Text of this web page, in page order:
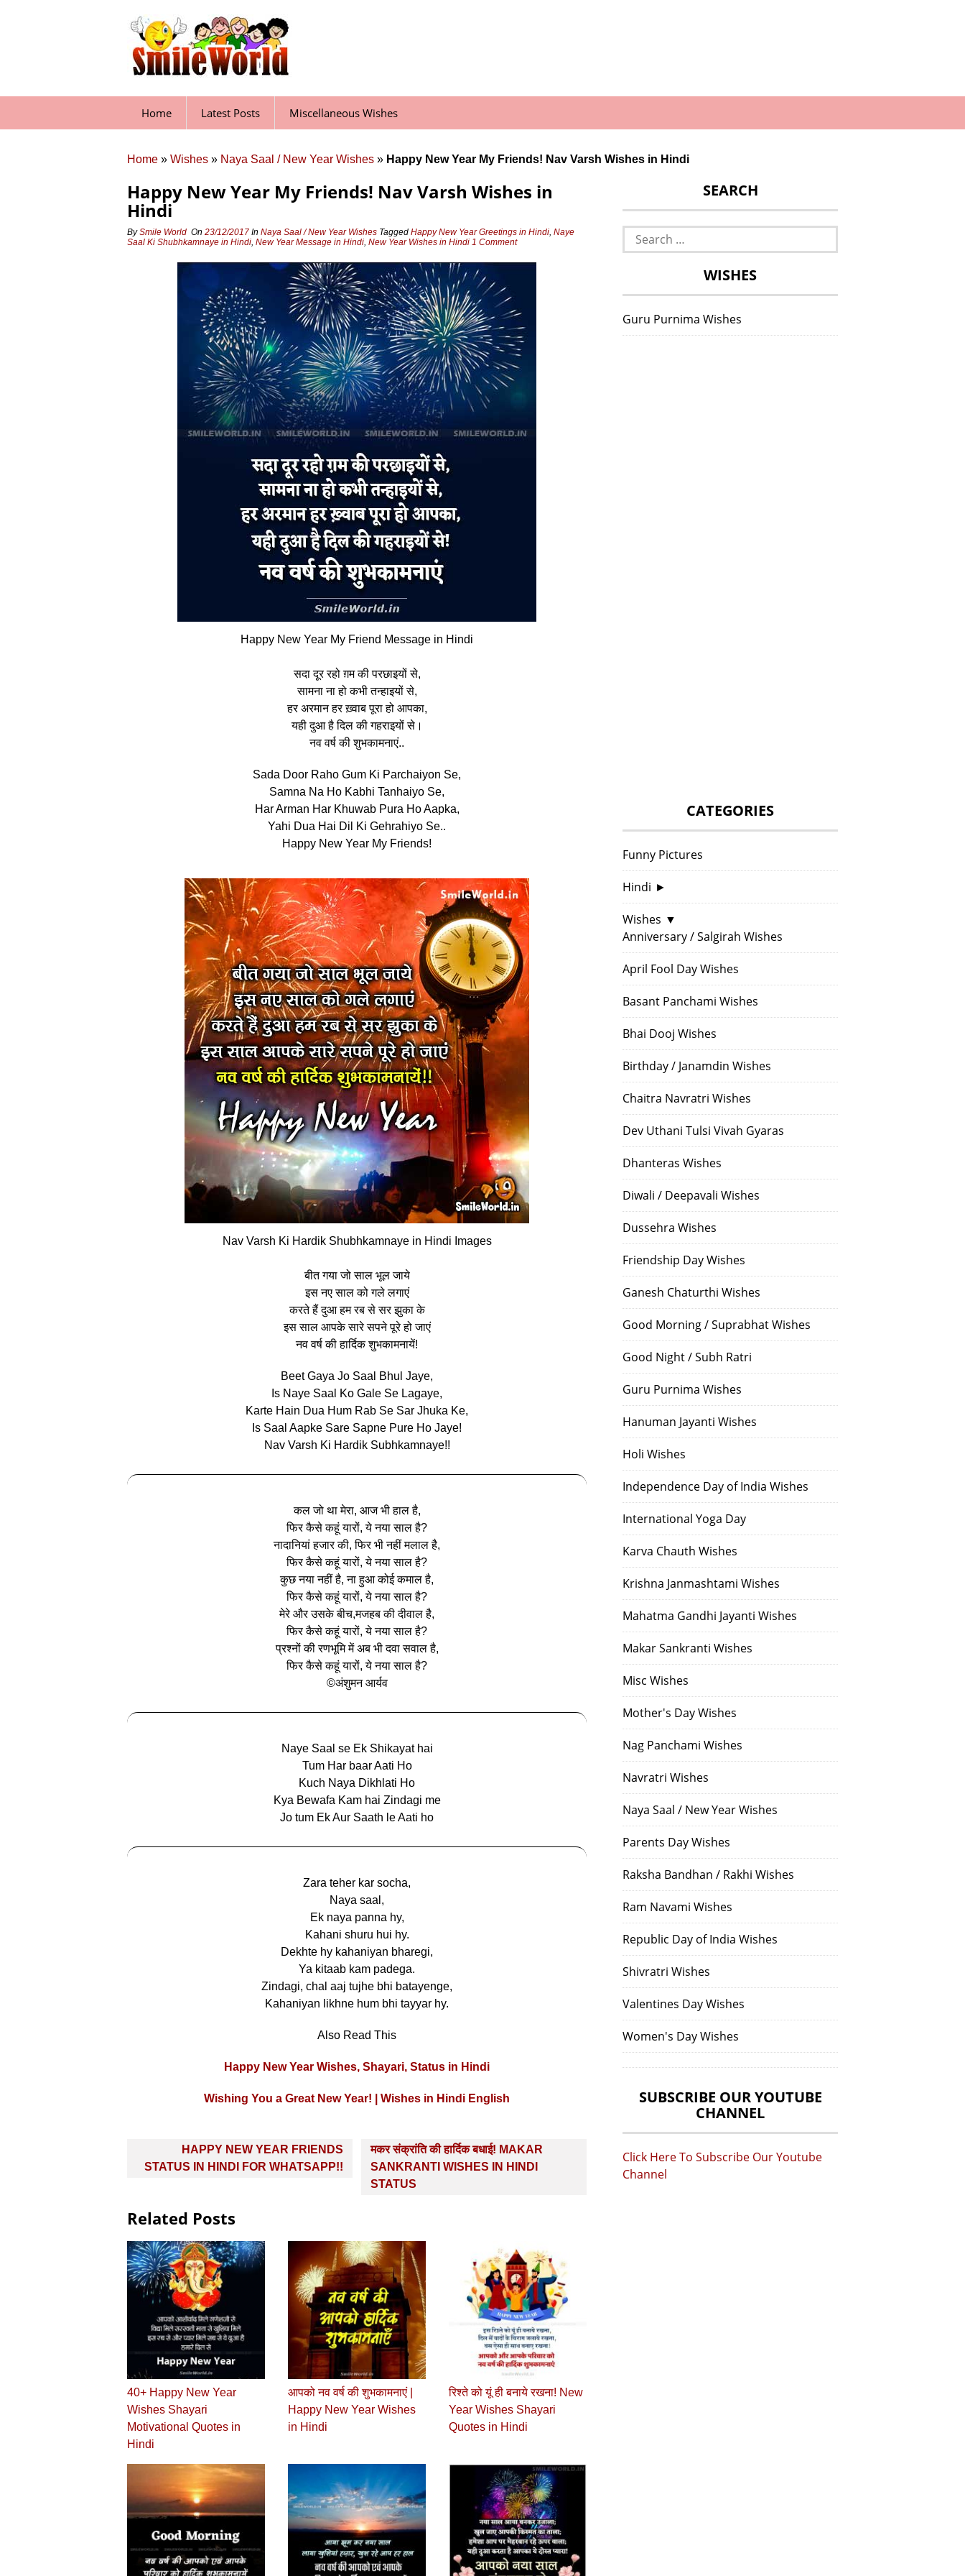
Home Latest Posts Miscellaneous Wishes
Home » Wishes » Naya Saal / New Year Wishes » Happy New Year My Friends! Nav Varsh Wishes in Hindi
Happy New Year My Friends! Nav Varsh Wishes in
Hindi
BySmile World On 23/12/2017 In Naya Saal / New Year Wishes Tagged Happy New Year Greetings in Hindi, Naye
Saal Ki Shubhkamnaye in Hindi, New Year Message in Hindi, New Year Wishes in Hindi 1 Comment
Happy New Year My Friend Message in Hindi
सदा दूर रहो ग़म की परछाइयों से,
सामना ना हो कभी तन्हाइयों से,
हर अरमान हर ख़्वाब पूरा हो आपका,
यही दुआ है दिल की गहराइयों से।
नव वर्ष की शुभकामनाएं..
Sada Door Raho Gum Ki Parchaiyon Se,
Samna Na Ho Kabhi Tanhaiyo Se,
Har Arman Har Khuwab Pura Ho Aapka,
Yahi Dua Hai Dil Ki Gehrahiyo Se..
Happy New Year My Friends!
Nav Varsh Ki Hardik Shubhkamnaye in Hindi Images
बीत गया जो साल भूल जाये
इस नए साल को गले लगाएं
करते हैं दुआ हम रब से सर झुका के
इस साल आपके सारे सपने पूरे हो जाएं
नव वर्ष की हार्दिक शुभकामनायें!
Beet Gaya Jo Saal Bhul Jaye,
Is Naye Saal Ko Gale Se Lagaye,
Karte Hain Dua Hum Rab Se Sar Jhuka Ke,
Is Saal Aapke Sare Sapne Pure Ho Jaye!
Nav Varsh Ki Hardik Subhkamnaye!!
कल जो था मेरा, आज भी हाल है,
फिर कैसे कहूं यारों, ये नया साल है?
नादानियां हजार की, फिर भी नहीं मलाल है,
फिर कैसे कहूं यारों, ये नया साल है?
कुछ नया नहीं है, ना हुआ कोई कमाल है,
फिर कैसे कहूं यारों, ये नया साल है?
मेरे और उसके बीच,मजहब की दीवाल है,
फिर कैसे कहूं यारों, ये नया साल है?
प्रश्नों की रणभूमि में अब भी दवा सवाल है,
फिर कैसे कहूं यारों, ये नया साल है?
©अंशुमन आर्यव
Naye Saal se Ek Shikayat hai
Tum Har baar Aati Ho
Kuch Naya Dikhlati Ho
Kya Bewafa Kam hai Zindagi me
Jo tum Ek Aur Saath le Aati ho
Zara teher kar socha,
Naya saal,
Ek naya panna hy,
Kahani shuru hui hy.
Dekhte hy kahaniyan bharegi,
Ya kitaab kam padega.
Zindagi, chal aaj tujhe bhi batayenge,
Kahaniyan likhne hum bhi tayyar hy.
Also Read This
Happy New Year Wishes, Shayari, Status in Hindi
Wishing You a Great New Year! | Wishes in Hindi English
navigation
HAPPY NEW YEAR FRIENDS
STATUS IN HINDI FOR WHATSAPP!!
मकर संक्रांति की हार्दिक बधाई! MAKAR
SANKRANTI WISHES IN HINDI
STATUS
Related Posts
40+ Happy New Year
Wishes Shayari
Motivational Quotes in
Hindi
आपको नव वर्ष की शुभकामनाएं |
Happy New Year Wishes
in Hindi
रिश्ते को यूं ही बनाये रखना! New
Year Wishes Shayari
Quotes in Hindi
SEARCH
Search
for:
WISHES
Guru Purnima Wishes
CATEGORIES
Funny Pictures
Hindi ►
Wishes ▼
Anniversary / Salgirah Wishes
April Fool Day Wishes
Basant Panchami Wishes
Bhai Dooj Wishes
Birthday / Janamdin Wishes
Chaitra Navratri Wishes
Dev Uthani Tulsi Vivah Gyaras
Dhanteras Wishes
Diwali / Deepavali Wishes
Dussehra Wishes
Friendship Day Wishes
Ganesh Chaturthi Wishes
Good Morning / Suprabhat Wishes
Good Night / Subh Ratri
Guru Purnima Wishes
Hanuman Jayanti Wishes
Holi Wishes
Independence Day of India Wishes
International Yoga Day
Karva Chauth Wishes
Krishna Janmashtami Wishes
Mahatma Gandhi Jayanti Wishes
Makar Sankranti Wishes
Misc Wishes
Mother's Day Wishes
Nag Panchami Wishes
Navratri Wishes
Naya Saal / New Year Wishes
Parents Day Wishes
Raksha Bandhan / Rakhi Wishes
Ram Navami Wishes
Republic Day of India Wishes
Shivratri Wishes
Valentines Day Wishes
Women's Day Wishes
SUBSCRIBE OUR YOUTUBE
CHANNEL
Click Here To Subscribe Our Youtube
Channel